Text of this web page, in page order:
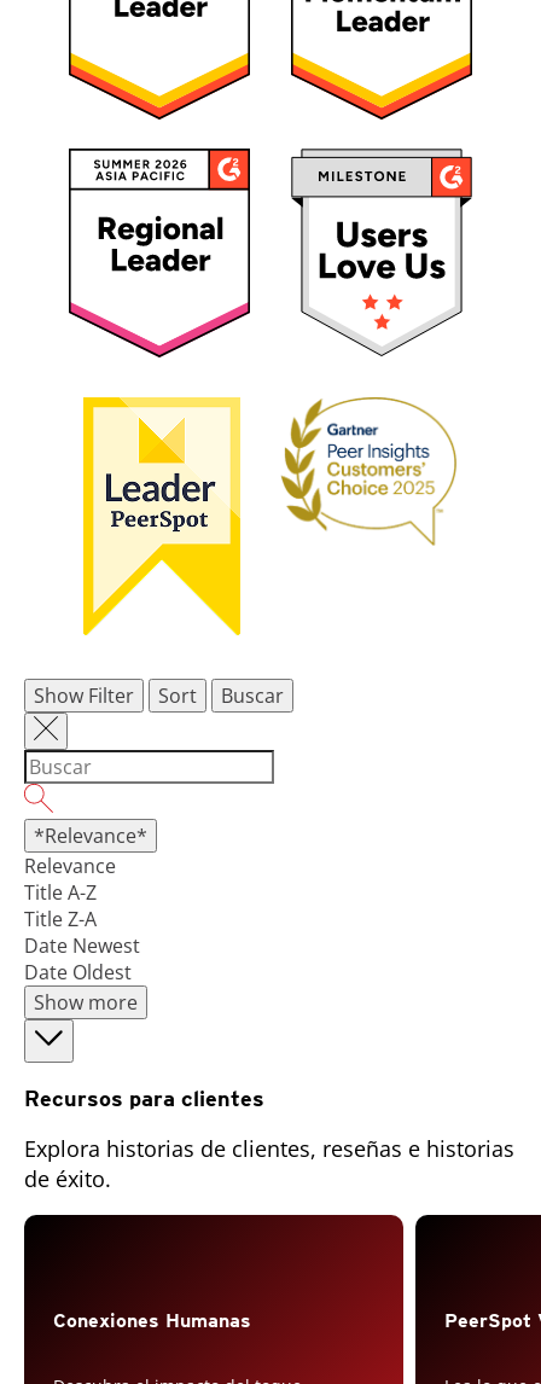
Show Filter Sort Buscar
*Relevance*
Relevance
Title A-Z
Title Z-A
Date Newest
Date Oldest
Show more
Recursos para clientes
Explora historias de clientes, reseñas e historias
de éxito.
Conexiones Humanas PeerSpot